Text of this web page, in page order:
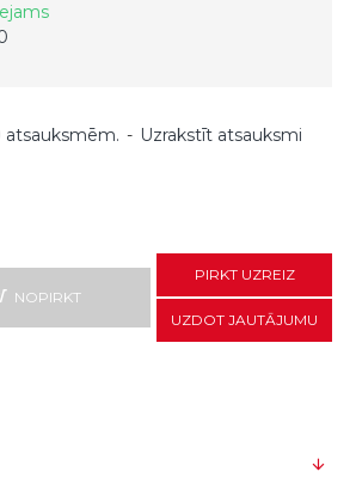
- Uzrakstīt atsauksmi
NOPIRKT
PIRKT UZREIZ
UZDOT JAUTĀJUMU